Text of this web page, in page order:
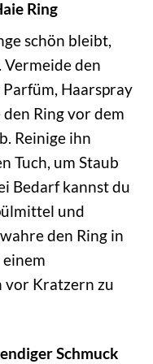
Ring
schön bleibt,
den
Haarspray
Ring vor dem
Reinige ihn
Tuch, um Staub
Bedarf kannst du
und
den Ring in
vor Kratzern zu
Schmuck